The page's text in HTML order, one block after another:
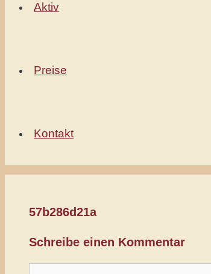
Aktiv
Preise
Kontakt
57b286d21a
Schreibe einen Kommentar